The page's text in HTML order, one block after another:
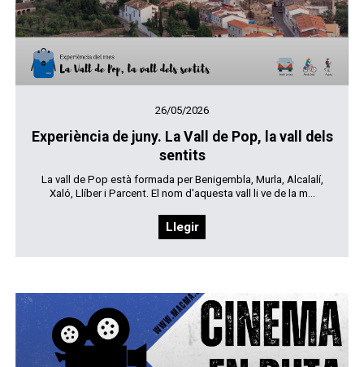
26/05/2026
Experiència de juny. La Vall de Pop, la vall dels
sentits
La vall de Pop està formada per Benigembla, Murla, Alcalalí,
Xaló, Llíber i Parcent. El nom d'aquesta vall li ve de la m...
Llegir